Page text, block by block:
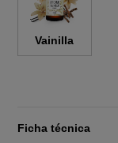
Vainilla
Ficha técnica